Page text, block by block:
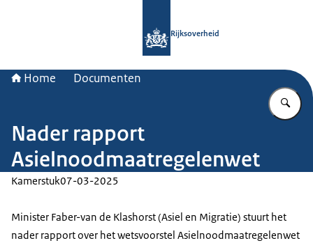
Rijksoverheid
Home Documenten
Nader rapport
Asielnoodmaatregelenwet
Kamerstuk07-03-2025
Minister Faber-van de Klashorst (Asiel en Migratie) stuurt het
nader rapport over het wetsvoorstel Asielnoodmaatregelenwet